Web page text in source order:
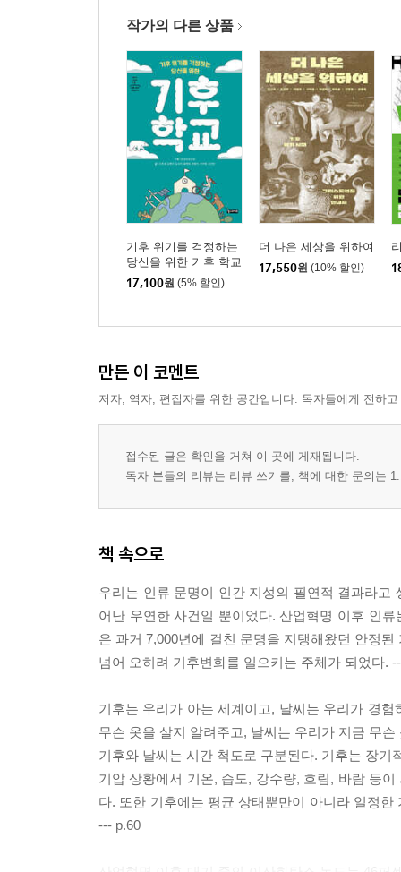
작가의 다른 상품
기후 위기를 걱정하는
당신을 위한 기후 학교
17,100원 (5% 할인)
더 나은 세상을 위하여
17,550원 (10% 할인)
만든 이 코멘트
저자, 역자, 편집자를 위한 공간입니다. 독자들에게 전하
접수된 글은 확인을 거쳐 이 곳에 게재됩니다.
독자 분들의 리뷰는 리뷰 쓰기를, 책에 대한 문의는
책 속으로
우리는 인류 문명이 인간 지성의 필연적 결과라
어난 우연한 사건일 뿐이었다. 산업혁명 이후 인
은 과거 7,000년에 걸친 문명을 지탱해왔던 안정
넘어 오히려 기후변화를 일으키는 주체가 되었다.
기후는 우리가 아는 세계이고, 날씨는 우리가 경
무슨 옷을 살지 알려주고, 날씨는 우리가 지금 무
기후와 날씨는 시간 척도로 구분된다. 기후는 장
기압 상황에서 기온, 습도, 강수량, 흐림, 바람 등
다. 또한 기후에는 평균 상태뿐만이 아니라 일정
--- p.60